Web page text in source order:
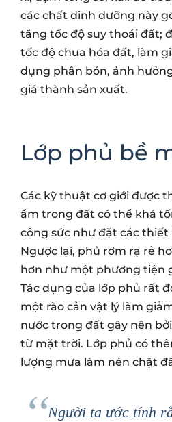
các chất dinh dưỡng này
tăng tốc độ suy thoái đất;
tốc độ chua hóa đất, làm
dụng phân bón, ảnh
giá thành sản xuất.
Lớp phủ bề
Các kỹ thuật cơ giới được
ẩm trong đất có thể khá
công sức như đặt các thiết
Ngược lại, phủ rơm rạ rẻ
hơn như một phương tiện
Tác dụng của lớp phủ rất
một rào cản vật lý làm
nước trong đất gây nên
từ mặt trời. Lớp phủ có
lượng mưa làm nén chặt
Người ta ước tính